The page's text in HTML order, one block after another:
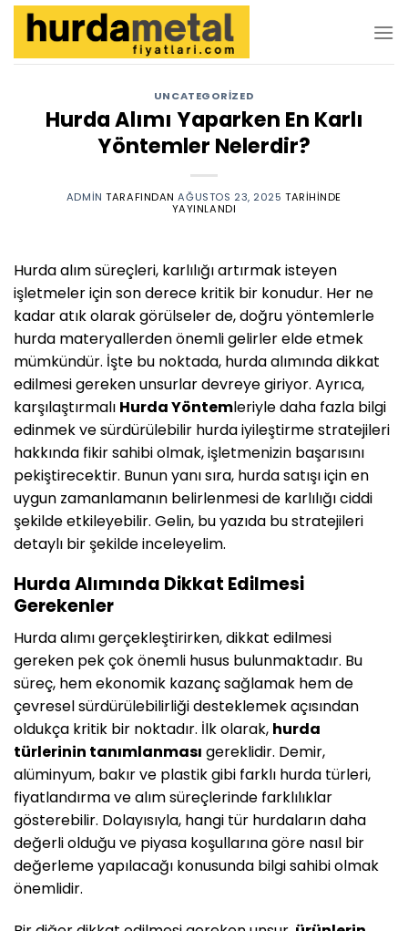
İçeriğe
UNCATEGORIZED
Hurda Alımı Yaparken En Karlı
Yöntemler Nelerdir?
ADMIN TARAFINDAN AĞUSTOS 23, 2025 TARIHINDE
YAYINLANDI
Hurda alım süreçleri, karlılığı artırmak isteyen
işletmeler için son derece kritik bir konudur. Her ne
kadar atık olarak görülseler de, doğru yöntemlerle
hurda materyallerden önemli gelirler elde etmek
mümkündür. İşte bu noktada, hurda alımında dikkat
edilmesi gereken unsurlar devreye giriyor. Ayrıca,
karşılaştırmalı Hurda Yöntemleriyle daha fazla bilgi
edinmek ve sürdürülebilir hurda iyileştirme stratejileri
hakkında fikir sahibi olmak, işletmenizin başarısını
pekiştirecektir. Bunun yanı sıra, hurda satışı için en
uygun zamanlamanın belirlenmesi de karlılığı ciddi
şekilde etkileyebilir. Gelin, bu yazıda bu stratejileri
detaylı bir şekilde inceleyelim.
Hurda Alımında Dikkat Edilmesi
Gerekenler
Hurda alımı gerçekleştirirken, dikkat edilmesi
gereken pek çok önemli husus bulunmaktadır. Bu
süreç, hem ekonomik kazanç sağlamak hem de
çevresel sürdürülebilirliği desteklemek açısından
oldukça kritik bir noktadır. İlk olarak, hurda
türlerinin tanımlanması gereklidir. Demir,
alüminyum, bakır ve plastik gibi farklı hurda türleri,
fiyatlandırma ve alım süreçlerinde farklılıklar
gösterebilir. Dolayısıyla, hangi tür hurdaların daha
değerli olduğu ve piyasa koşullarına göre nasıl bir
değerleme yapılacağı konusunda bilgi sahibi olmak
önemlidir.